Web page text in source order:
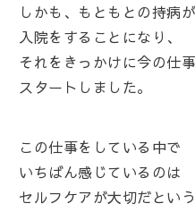
しかも、もともとの持病
入院をすることになり、
それをきっかけに今の仕
スタートしました。
この仕事をしている中で
いちばん感じているのは
セルフケアが大切だという